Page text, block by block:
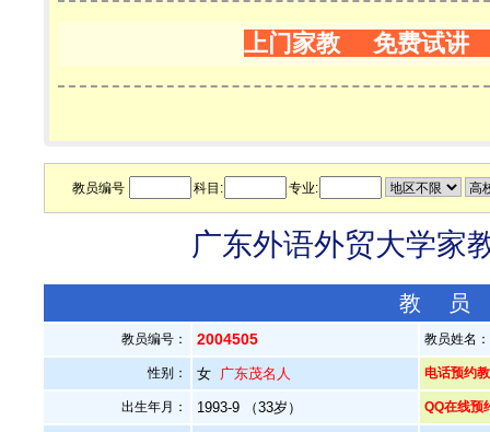
上门家教 免费试讲
教员编号 科目: 专业:
广东外语外贸大学家
教
教员编号： 2004505 教员姓名
性别： 女 广东茂名人 电话预约
出生年月： 1993-9 （33岁） QQ在线预